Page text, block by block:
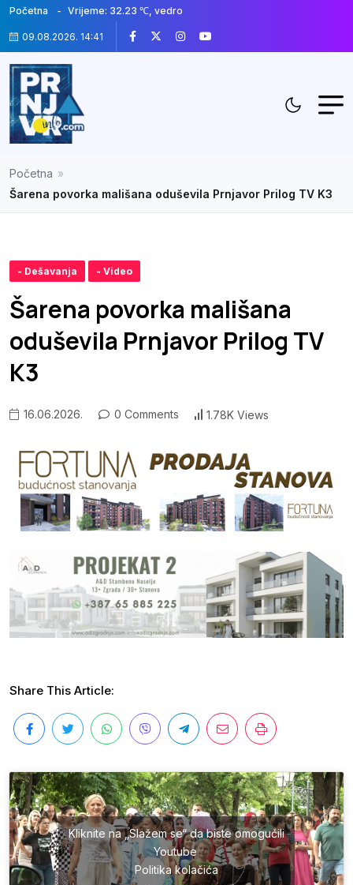
Početna Vrijeme: 32.23 ℃, vedro
09.08.2026. 14:41
Početna »
Šarena povorka mališana oduševila Prnjavor Prilog TV K3
- Dešavanja - Video
Šarena povorka mališana
oduševila Prnjavor Prilog TV
K3
16.06.2026. 0 Comments 1.78K Views
Share This Article:
Kliknite na „Slažem se“ da biste omogućili
Youtube
Politika kolačića